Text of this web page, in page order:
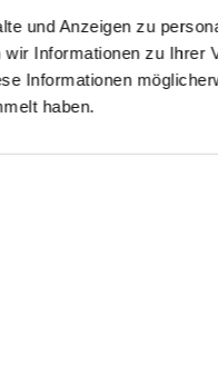
und Anzeigen zu
Informationen zu
Informationen
haben.